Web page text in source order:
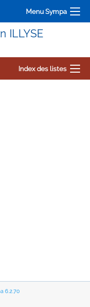
Menu Sympa
ILLYSE
Index des listes
6.2.70